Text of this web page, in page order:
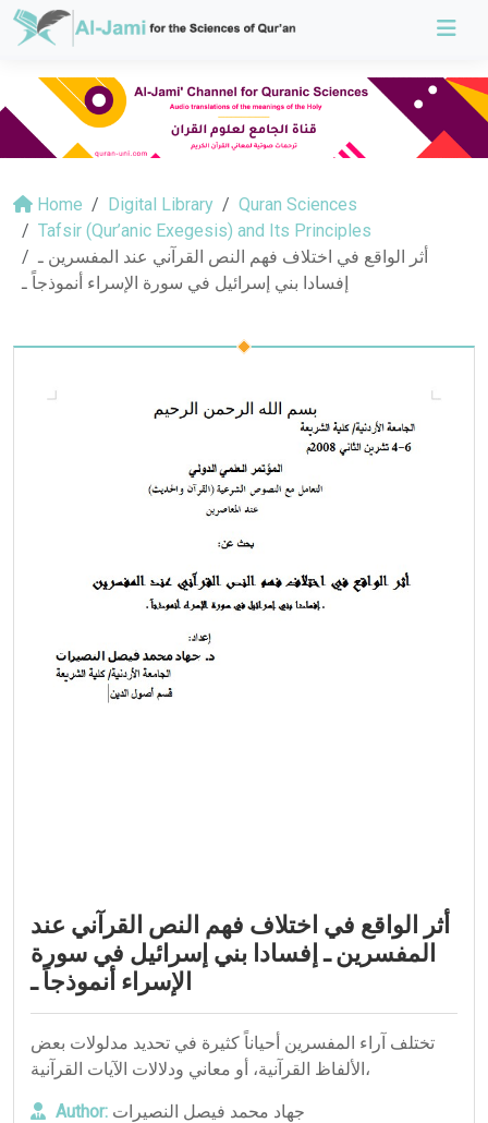
Home Digital Library
Quran Sciences
Tafsir (Qur’anic Exegesis) and Its Principles
أثر الواقع في اختلاف فهم النص القرآني عند المفسرين ـ
إفسادا بني إسرائيل في سورة الإسراء أنموذجاً ـ
أثر الواقع في اختلاف فهم النص القرآني عند
المفسرين ـ إفسادا بني إسرائيل في سورة
الإسراء أنموذجاً ـ
تختلف آراء المفسرين أحياناً كثيرة في تحديد مدلولات بعض
الألفاظ القرآنية، أو معاني ودلالات الآيات القرآنية،
Author: جهاد محمد فيصل النصيرات